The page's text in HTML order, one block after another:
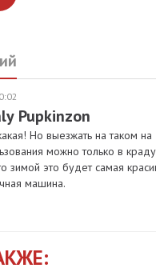
Pupkinzon
Но выезжать на таком на
можно только в
зимой это будет самая
машина.